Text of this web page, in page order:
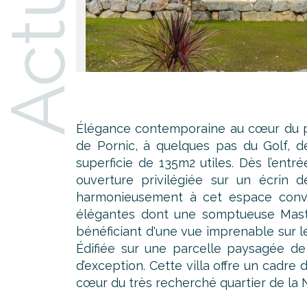
Élégance contemporaine au cœur du
de Pornic, à quelques pas du Golf,
superficie de 135m2 utiles. Dès
ouverture privilégiée sur un écrin
harmonieusement à cet espace
élégantes dont une somptueuse
bénéficiant d'une vue imprenable sur
Édifiée sur une parcelle paysagée
d’exception. Cette villa offre un
cœur du très recherché quartier de la